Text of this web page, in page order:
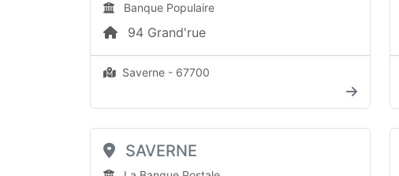
Banque Populaire
94 Grand'rue
Saverne - 67700
SAVERNE